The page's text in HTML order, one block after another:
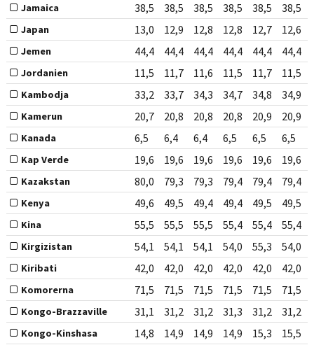
Jamaica 38,5 38,5 38,5 38,5 38,5 38,5
Japan 13,0 12,9 12,8 12,8 12,7 12,6
Jemen 44,4 44,4 44,4 44,4 44,4 44,4
Jordanien 11,5 11,7 11,6 11,5 11,7 11,5
Kambodja 33,2 33,7 34,3 34,7 34,8 34,9
Kamerun 20,7 20,8 20,8 20,8 20,9 20,9
Kanada 6,5 6,4 6,4 6,5 6,5 6,5
Kap Verde 19,6 19,6 19,6 19,6 19,6 19,6
Kazakstan 80,0 79,3 79,3 79,4 79,4 79,4
Kenya 49,6 49,5 49,4 49,4 49,5 49,5
Kina 55,5 55,5 55,5 55,4 55,4 55,4
Kirgizistan 54,1 54,1 54,1 54,0 55,3 54,0
Kiribati 42,0 42,0 42,0 42,0 42,0 42,0
Komorerna 71,5 71,5 71,5 71,5 71,5 71,5
Kongo-Brazzaville 31,1 31,2 31,2 31,3 31,2 31,2
Kongo-Kinshasa 14,8 14,9 14,9 14,9 15,3 15,5